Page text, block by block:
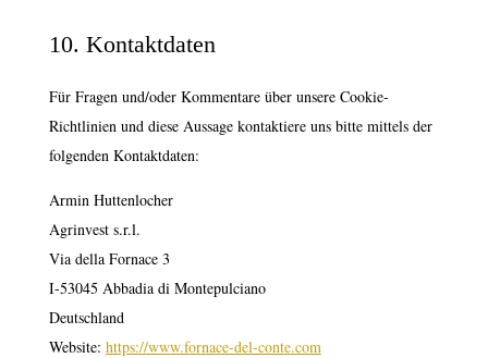
10. Kontaktdaten
Für Fragen und/oder Kommentare über unsere Cookie-
Richtlinien und diese Aussage kontaktiere uns bitte mittels der
folgenden Kontaktdaten:
Armin Huttenlocher
Agrinvest s.r.l.
Via della Fornace 3
I-53045 Abbadia di Montepulciano
Deutschland
Website: https://www.fornace-del-conte.com